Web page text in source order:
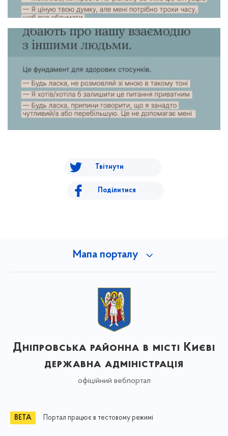
Твітнути
Поділитися
Мапа порталу
Дніпровська районна в місті Києві
державна адміністрація
офіційний вебпортал
Портал працює в тестовому режимі